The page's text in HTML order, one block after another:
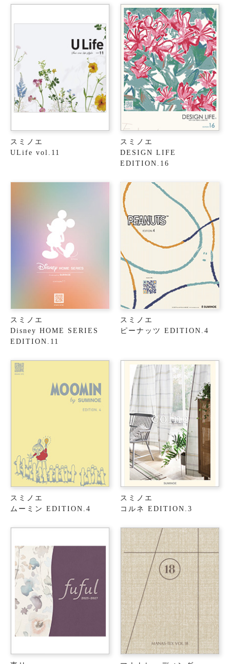
スミノエ
ULife vol.11
スミノエ
DESIGN LIFE
EDITION.16
スミノエ
Disney HOME SERIES
EDITION.11
スミノエ
ピーナッツ EDITION.4
スミノエ
ムーミン EDITION.4
スミノエ
コルネ EDITION.3